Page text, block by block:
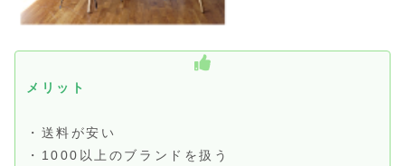
メリット
・送料が安い
・1000以上のブランドを扱う